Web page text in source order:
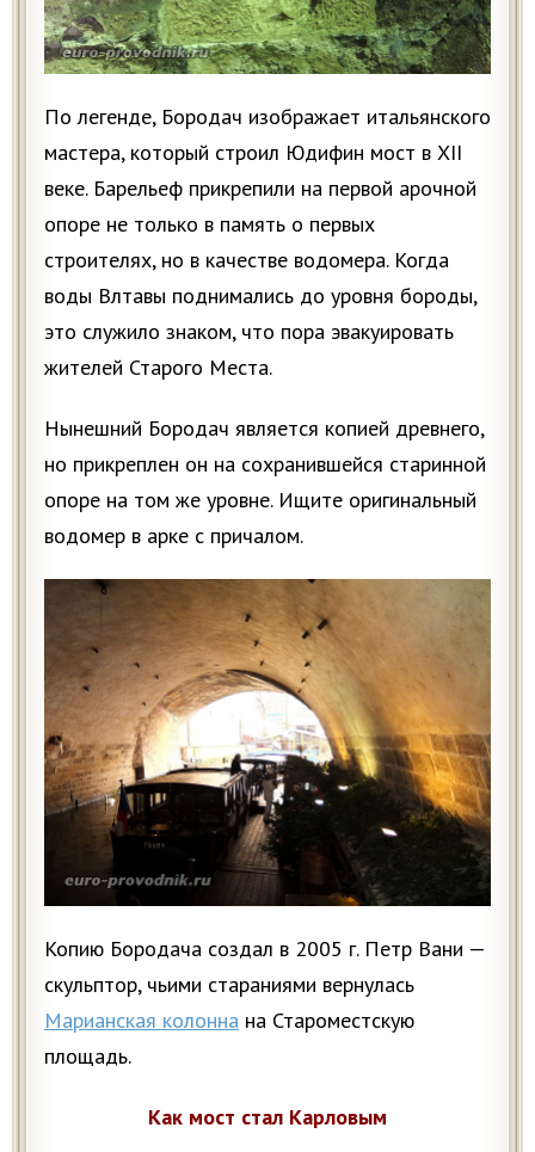
По легенде, Бородач изображает итальянского
мастера, который строил Юдифин мост в XII
веке. Барельеф прикрепили на первой арочной
опоре не только в память о первых
строителях, но в качестве водомера. Когда
воды Влтавы поднимались до уровня бороды,
это служило знаком, что пора эвакуировать
жителей Старого Места.
Нынешний Бородач является копией древнего,
но прикреплен он на сохранившейся старинной
опоре на том же уровне. Ищите оригинальный
водомер в арке с причалом.
Копию Бородача создал в 2005 г. Петр Вани —
скульптор, чьими стараниями вернулась
Марианская колонна на Староместскую
площадь.
Как мост стал Карловым